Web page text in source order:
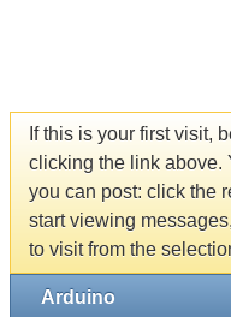
If this is your first visit,
clicking the link above.
you can post: click the
start viewing
to visit from the
Arduino